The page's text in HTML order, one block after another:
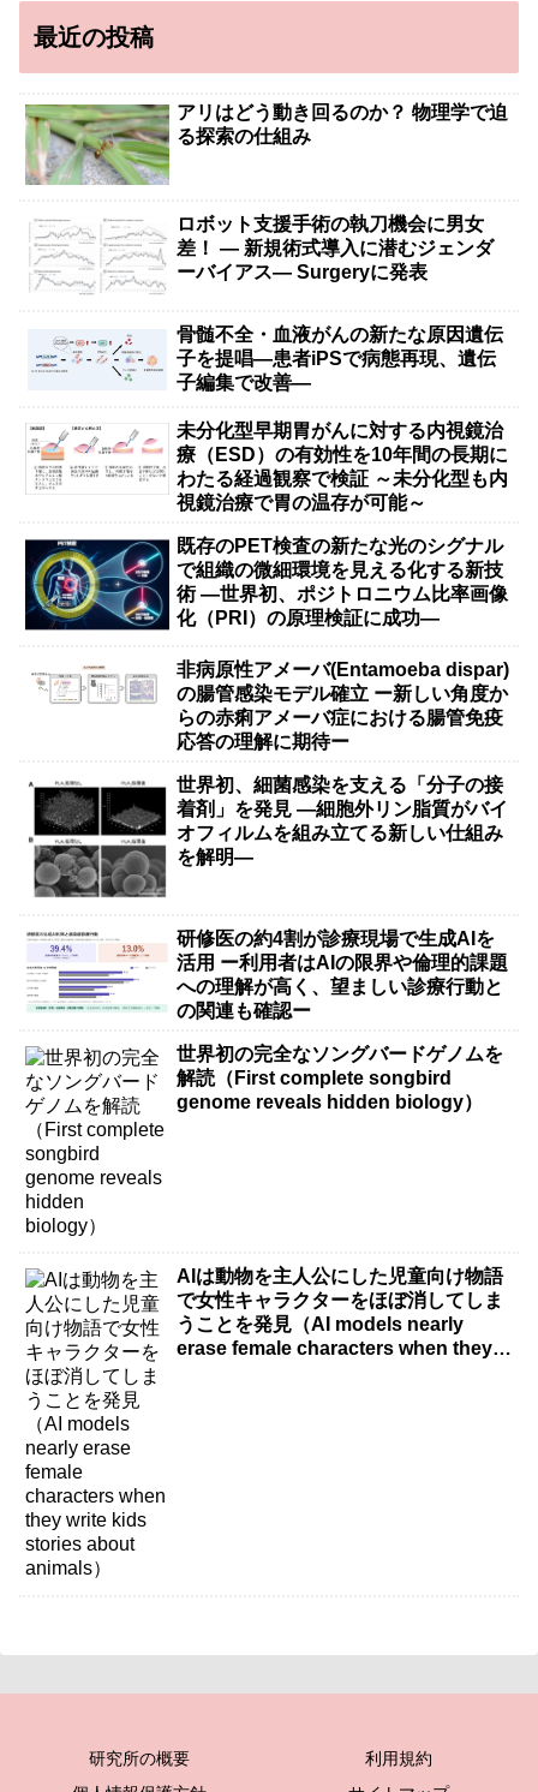
最近の投稿
アリはどう動き回るのか？ 物理学で迫
る探索の仕組み
ロボット支援手術の執刀機会に男女
差！ — 新規術式導入に潜むジェンダ
ーバイアス— Surgeryに発表
骨髄不全・血液がんの新たな原因遺伝
子を提唱―患者iPSで病態再現、遺伝
子編集で改善―
未分化型早期胃がんに対する内視鏡治
療（ESD）の有効性を10年間の長期に
わたる経過観察で検証 ～未分化型も内
視鏡治療で胃の温存が可能～
既存のPET検査の新たな光のシグナル
で組織の微細環境を見える化する新技
術 ―世界初、ポジトロニウム比率画像
化（PRI）の原理検証に成功―
非病原性アメーバ(Entamoeba dispar)
の腸管感染モデル確立 ー新しい角度か
らの赤痢アメーバ症における腸管免疫
応答の理解に期待ー
世界初、細菌感染を支える「分子の接
着剤」を発見 ―細胞外リン脂質がバイ
オフィルムを組み立てる新しい仕組み
を解明―
研修医の約4割が診療現場で生成AIを
活用 ー利用者はAIの限界や倫理的課題
への理解が高く、望ましい診療行動と
の関連も確認ー
世界初の完全なソングバードゲノムを
解読（First complete songbird
genome reveals hidden biology）
AIは動物を主人公にした児童向け物語
で女性キャラクターをほぼ消してしま
うことを発見（AI models nearly
erase female characters when they
研究所の概要
利用規約